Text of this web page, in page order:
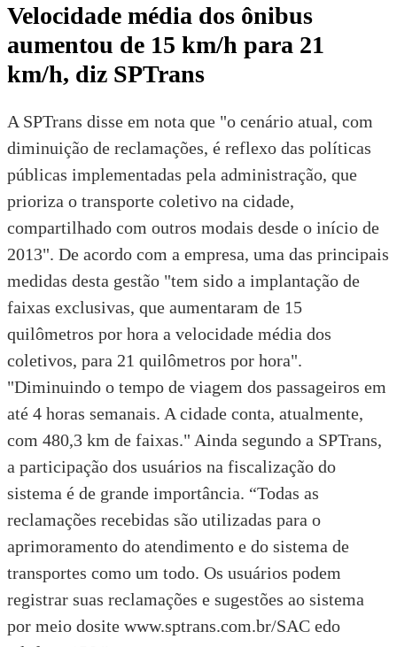
Velocidade média dos ônibus
aumentou de 15 km/h para 21
km/h, diz SPTrans
A SPTrans disse em nota que "o cenário atual, com
diminuição de reclamações, é reflexo das políticas
públicas implementadas pela administração, que
prioriza o transporte coletivo na cidade,
compartilhado com outros modais desde o início de
2013". De acordo com a empresa, uma das principais
medidas desta gestão "tem sido a implantação de
faixas exclusivas, que aumentaram de 15
quilômetros por hora a velocidade média dos
coletivos, para 21 quilômetros por hora".
"Diminuindo o tempo de viagem dos passageiros em
até 4 horas semanais. A cidade conta, atualmente,
com 480,3 km de faixas." Ainda segundo a SPTrans,
a participação dos usuários na fiscalização do
sistema é de grande importância. “Todas as
reclamações recebidas são utilizadas para o
aprimoramento do atendimento e do sistema de
transportes como um todo. Os usuários podem
registrar suas reclamações e sugestões ao sistema
por meio dosite www.sptrans.com.br/SAC edo